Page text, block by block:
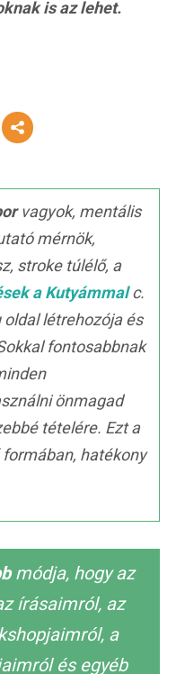
is az lehet.
vagyok, mentális
mérnök,
stroke túlélő, a
a Kutyámmalc.
létrehozója és
fontosabbnak
önmagad
tételére. Ezt a
hatékony
módja, hogy az
írásaimról, az
a
és egyéb